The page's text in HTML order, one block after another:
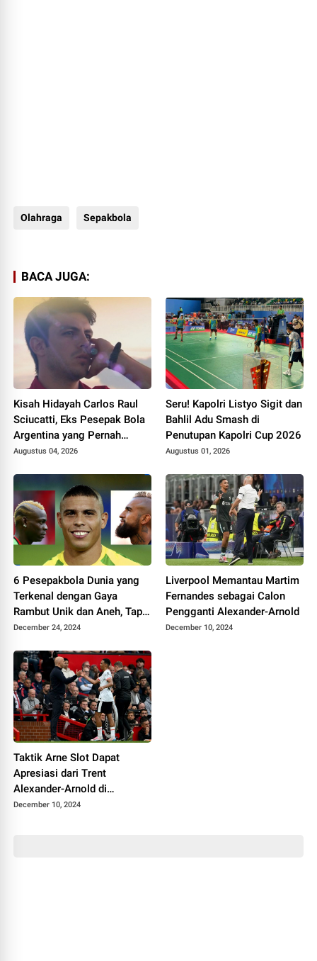
Olahraga Sepakbola
BACA JUGA:
Kisah Hidayah Carlos Raul
Sciucatti, Eks Pesepak Bola
Argentina yang Pernah
Mondok di Ponpes
Augustus 04, 2026
Seru! Kapolri Listyo Sigit dan
Bahlil Adu Smash di
Penutupan Kapolri Cup 2026
Augustus 01, 2026
6 Pesepakbola Dunia yang
Terkenal dengan Gaya
Rambut Unik dan Aneh, Tapi
Ikonik Banget!
December 24, 2024
Liverpool Memantau Martim
Fernandes sebagai Calon
Pengganti Alexander-Arnold
December 10, 2024
Taktik Arne Slot Dapat
Apresiasi dari Trent
Alexander-Arnold di
Liverpool
December 10, 2024